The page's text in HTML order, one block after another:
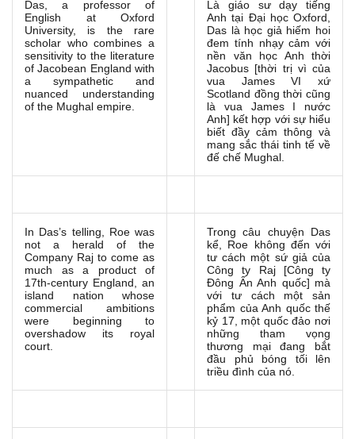
Das, a professor of
English at Oxford
University, is the rare
scholar who combines a
sensitivity to the literature
of Jacobean England with
a sympathetic and
nuanced understanding
of the Mughal empire.
Là giáo sư dạy tiếng
Anh tại Đại học Oxford,
Das là học giả hiếm hoi
đem tính nhạy cảm với
nền văn học Anh thời
Jacobus [thời trị vì của
vua James VI xứ
Scotland đồng thời cũng
là vua James I nước
Anh] kết hợp với sự hiểu
biết đầy cảm thông và
mang sắc thái tinh tế về
đế chế Mughal.
In Das’s telling, Roe was
not a herald of the
Company Raj to come as
much as a product of
17th-century England, an
island nation whose
commercial ambitions
were beginning to
overshadow its royal
court.
Trong câu chuyện Das
kể, Roe không đến với
tư cách một sứ giả của
Công ty Raj [Công ty
Đông Ấn Anh quốc] mà
với tư cách một sản
phẩm của Anh quốc thế
kỷ 17, một quốc đảo nơi
những tham vọng
thương mại đang bắt
đầu phủ bóng tối lên
triều đình của nó.